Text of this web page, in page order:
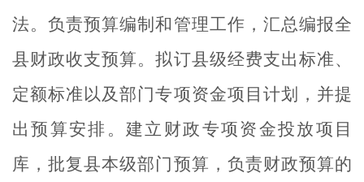
法。负责预算编制和管理工作，汇总编报全
县财政收支预算。拟订县级经费支出标准、
定额标准以及部门专项资金项目计划，并提
出预算安排。建立财政专项资金投放项目
库，批复县本级部门预算，负责财政预算的